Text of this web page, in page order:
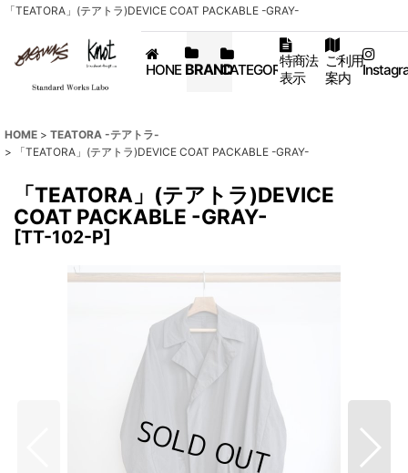
「TEATORA」(テアトラ)DEVICE COAT PACKABLE -GRAY-
HONE BRANDCATEGORY特商法
表示
ご利用
案内
HOME > TEATORA -テアトラ-
>
「TEATORA」(テアトラ)DEVICE COAT PACKABLE -GRAY-
「TEATORA」(テアトラ)DEVICE
COAT PACKABLE -GRAY-
[TT-102-P]